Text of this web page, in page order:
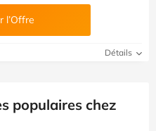
l’Offre
Détails
populaires chez